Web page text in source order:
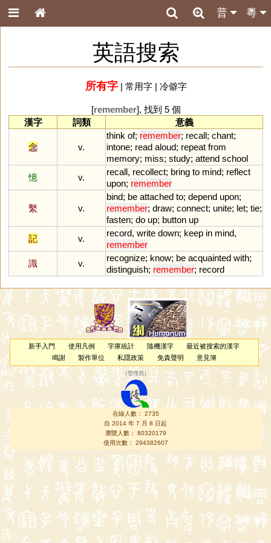
粵
普
英語搜索
所有字| 常用字| 冷僻字
[remember], 找到 5 個
漢字
詞類 意義
念 v.
think of; remember; recall; chant;
intone; read aloud; repeat from
memory; miss; study; attend school
憶
v.
recall, recollect; bring to mind; reflect
upon; remember
繫 v.
bind; be attached to; depend upon;
remember; draw; connect; unite; let; tie;
fasten; do up; button up
記
v.
record, write down; keep in mind,
remember
識
v.
recognize; know; be acquainted with;
distinguish; remember; record
新手入門 使用凡例 字庫統計 隨機漢字
最近被搜索的漢字
鳴謝
製作單位 私隱政策 免責聲明 意見簿
（管理員 ）
在線人數： 2735
自 2014 年 7 月 8 日起
瀏覽人數： 80320179
使用次數： 294382607